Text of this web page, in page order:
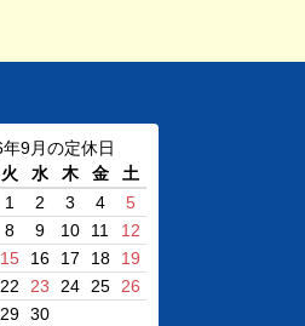
9月の定休日
火 水 木 金
土
1
2 3 4
5
8 9 10 11
12
15 16 17 18
19
22 23 24 25
26
29 30